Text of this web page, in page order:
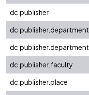
dc.publisher
dc.publisher.department
dc.publisher.department
dc.publisher.faculty
dc.publisher.place